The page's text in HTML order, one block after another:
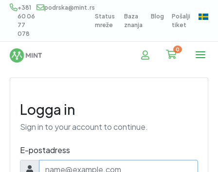
+381
60 06
77
078
podrska@mint.rs
Status
mreže
Baza
znanja
Blog
Pošalji
tiket
0Kundvagn
Logga in
Sign in to your account to continue.
E-postadress